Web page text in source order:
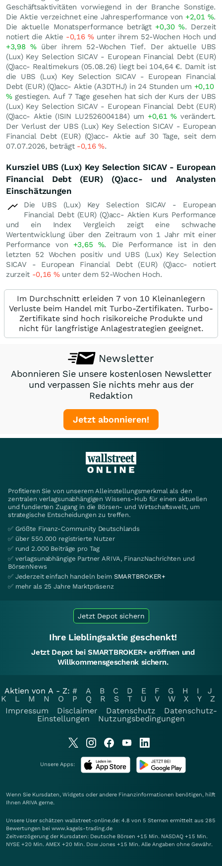
Geschäftsaktivitäten vorwiegend in der Branche Sonstige.
Die Aktie verzeichnet eine Jahresperformance von +2,01 %.
Die aktuelle Monatsperformance beträgt +0,30%. Derzeit
notiert die Aktie -0,16 %unter ihrem 52-Wochen Hoch und
+3,98 %über ihrem 52-Wochen Tief. Der aktuelle UBS
(Lux) Key Selection SICAV - European Financial Debt (EUR)
(Q)acc- Realtimekurs (05.08.26) liegt bei 104,64 €. Damit ist
die UBS (Lux) Key Selection SICAV - European Financial
Debt (EUR) (Q)acc- Aktie (A3DTHJ) in 24 Stunden um +0,10
%gestiegen. Auf 7 Tage gesehen hat sich der Kurs der UBS
(Lux) Key Selection SICAV - European Financial Debt (EUR)
(Q)acc- Aktie (ISIN LU2526004184) um +0,61% verändert.
Der Verlust der UBS (Lux) Key Selection SICAV - European
Financial Debt (EUR) (Q)acc- Aktie auf 30 Tage, seit dem
07.07.2026, beträgt -0,16%.
Kursziel UBS (Lux) Key Selection SICAV - European
Financial Debt (EUR) (Q)acc- und Analysten
Einschätzungen
Die UBS (Lux) Key Selection SICAV - European
Financial Debt (EUR) (Q)acc- Aktien Kurs Performance
und ein Index Vergleich zeigt eine schwache
Wertentwicklung über den Zeitraum von 1 Jahr mit einer
Performance von +3,65 %. Die Performance ist in den
letzten 52 Wochen positiv und UBS (Lux) Key Selection
SICAV - European Financial Debt (EUR) (Q)acc- notiert
zurzeit -0,16 %unter dem 52-Wochen Hoch.
Im Durchschnitt erleiden 7 von 10 Kleinanlegern
Verluste beim Handel mit Turbo-Zertifikaten. Turbo-
Zertifikate sind hoch risikoreiche Produkte und
nicht für langfristige Anlagestrategien geeignet.
Newsletter
Abonnieren Sie unsere kostenlosen Newsletter
und verpassen Sie nichts mehr aus der
Redaktion
Jetzt abonnieren!
Profitieren Sie von unserem Alleinstellungsmerkmal als den
zentralen verlagsunabhängigen Wissens-Hub für einen aktuellen
und fundierten Zugang in die Börsen- und Wirtschaftswelt, um
strategische Entscheidungen zu treffen.
✅ Größte Finanz-Community Deutschlands
✅ über 550.000 registrierte Nutzer
✅ rund 2.000 Beiträge pro Tag
✅ verlagsunabhängige Partner ARIVA, FinanzNachrichten und
BörsenNews
✅ Jederzeit einfach handeln beim SMARTBROKER+
✅ mehr als 25 Jahre Marktpräsenz
Jetzt Depot sichern
Ihre Lieblingsaktie geschenkt!
Jetzt Depot bei SMARTBROKER+ eröffnen und
Willkommensgeschenk sichern.
Aktien von A - Z: # A B C D E F G H I
J
K
L M N O P Q R S T U V W X Y
Z
Impressum
Disclaimer Datenschutz
Datenschutz-
Einstellungen
Nutzungsbedingungen
Unsere Apps:
Wenn Sie Kursdaten, Widgets oder andere Finanzinformationen benötigen, hilft
Ihnen ARIVA gerne.
Unsere User schätzen wallstreet-online.de: 4.8 von 5 Sternen ermittelt aus 285
Bewertungen bei www.kagels-trading.de
Zeitverzögerung der Kursdaten: Deutsche Börsen +15 Min. NASDAQ +15 Min.
NYSE +20 Min. AMEX +20 Min. Dow Jones +15 Min. Alle Angaben ohne Gewähr.